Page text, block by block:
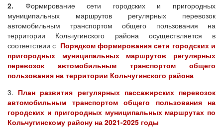
2. Формирование сети городских и пригородных
муниципальных маршрутов регулярных перевозок
автомобильным транспортом общего пользования на
территории Кольчугинского района осуществляется в
соответствии с Порядком формирования сети городских и
пригородных муниципальных маршрутов регулярных
перевозок автомобильным транспортом общего
пользования на территории Кольчугинского района
3. План развития регулярных пассажирских перевозок
автомобильным транспортом общего пользования на
городских и пригородных муниципальных маршрутах по
Кольчугинскому району на 2021-2025 годы